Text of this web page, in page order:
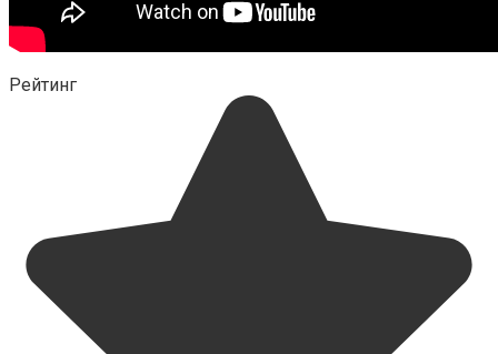
Рейтинг